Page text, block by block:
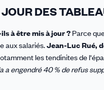
DES
à être mis à jour ? Parce
aux salariés.Jean-Luc Rué,
les tendinites de
a engendré 40 % de refus